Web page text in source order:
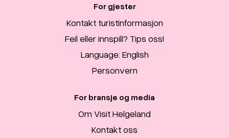
For gjester
Kontakt turistinformasjon
Feil eller innspill? Tips oss!
Language: English
Personvern
For bransje og media
Om Visit Helgeland
Kontakt oss